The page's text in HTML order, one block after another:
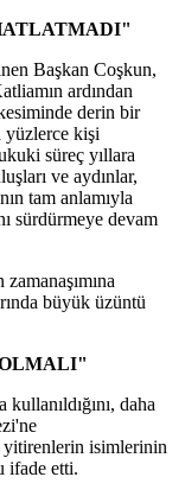
Başkan Coşkun,
ardından
derin bir
yüzlerce kişi
süreç yıllara
ve aydınlar,
tam anlamıyla
sürdürmeye devam
büyük üzüntü
daha
yitirenlerin isimlerinin
ifade etti.